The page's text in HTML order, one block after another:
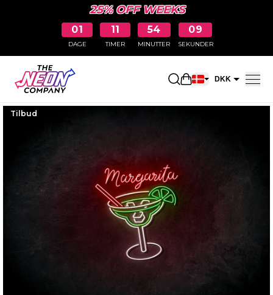
25% OFF WEEKS
01
DAGE
11
TIMER
54
MINUTTER
08
SEKUNDER
Åbn DKK
Tilbud